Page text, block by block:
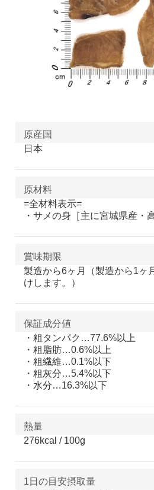
原産国
日本
原材料
=全材料表示=
・サメの身［主に宮城県産・
賞味期限
製造から6ヶ月（製造から1ヶ
けします。）
保証成分値
・粗タンパク…77.6%以上
・粗脂肪…0.6%以上
・粗繊維…0.1%以下
・粗灰分…5.4%以下
・水分…16.3%以下
熱量
276kcal / 100g
1日の目安摂取量